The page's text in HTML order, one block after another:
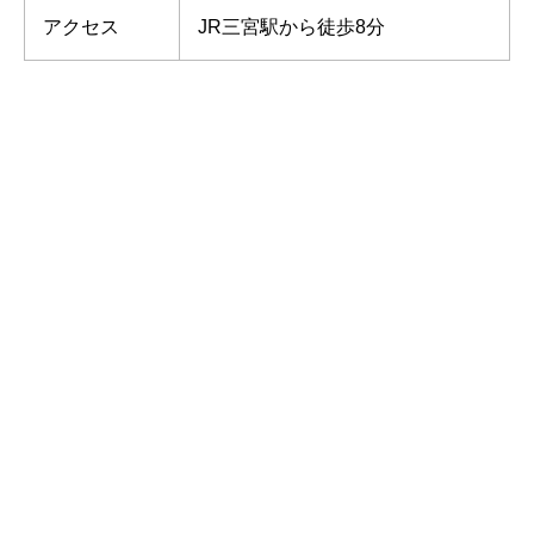
アクセス JR三宮駅から徒歩8分